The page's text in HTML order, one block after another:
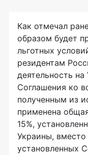
Как отмечал
образом будет
льготных
резидентам
деятельность
Соглашения ко
полученным из
применена
15%,
Украины, вместо
установленных